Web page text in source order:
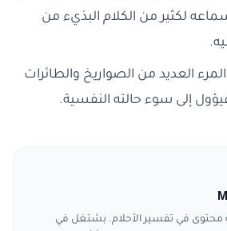
لكثير من الكلام البذيء من
العديد من الصواريخ والطائرات
إلى سوء حالته النفسية.
محتوى في تفسير الأحلام. بشتغل في